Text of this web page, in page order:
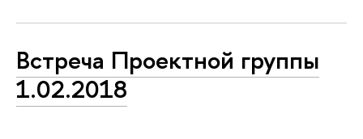
Встреча Проектной группы
1.02.2018